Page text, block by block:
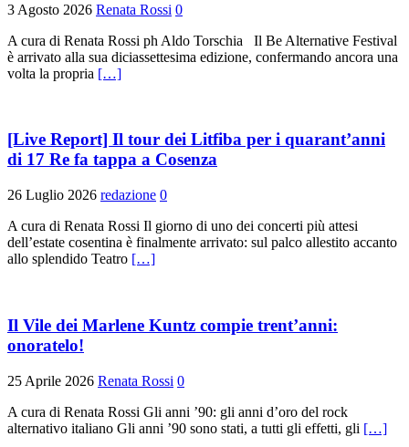
3 Agosto 2026 Renata Rossi 0
A cura di Renata Rossi ph Aldo Torschia Il Be Alternative Festival
è arrivato alla sua diciassettesima edizione, confermando ancora una
volta la propria […]
[Live Report] Il tour dei Litfiba per i quarant’anni
di 17 Re fa tappa a Cosenza
26 Luglio 2026 redazione 0
A cura di Renata Rossi Il giorno di uno dei concerti più attesi
dell’estate cosentina è finalmente arrivato: sul palco allestito accanto
allo splendido Teatro […]
Il Vile dei Marlene Kuntz compie trent’anni:
onoratelo!
25 Aprile 2026 Renata Rossi 0
A cura di Renata Rossi Gli anni ’90: gli anni d’oro del rock
alternativo italiano Gli anni ’90 sono stati, a tutti gli effetti, gli […]